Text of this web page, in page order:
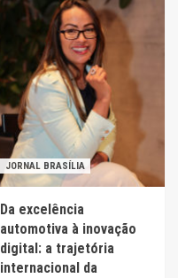
JORNAL BRASÍLIA
Da excelência
automotiva à inovação
digital: a trajetória
internacional da